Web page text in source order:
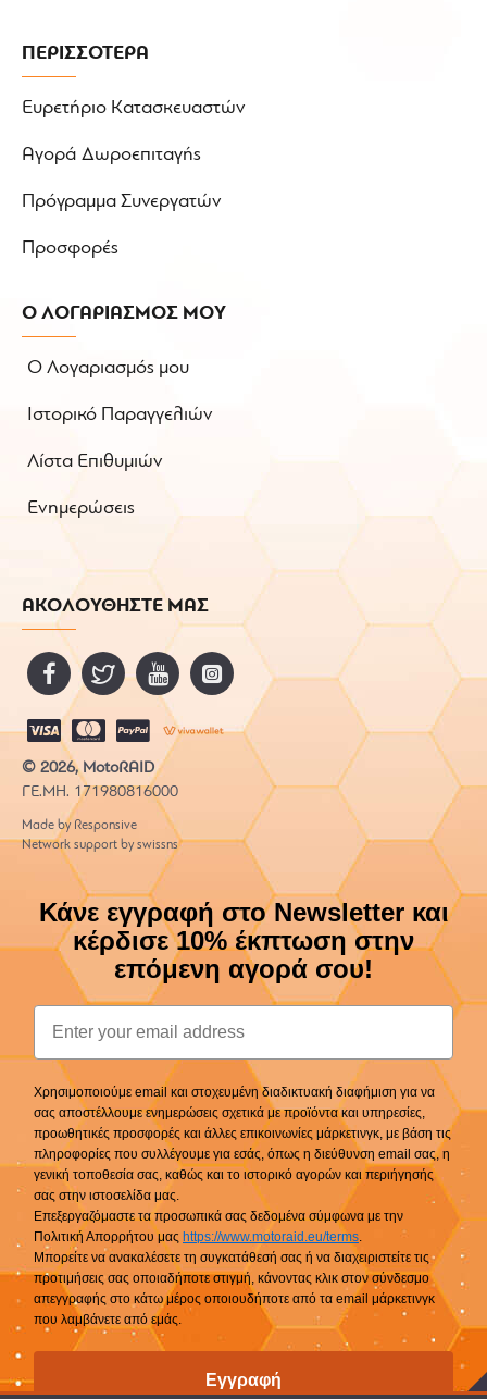
ΠΕΡΙΣΣΟΤΕΡΑ
Ευρετήριο Κατασκευαστών
Αγορά Δωροεπιταγής
Πρόγραμμα Συνεργατών
Προσφορές
Ο ΛΟΓΑΡΙΑΣΜΟΣ ΜΟΥ
Ο Λογαριασμός μου
Ιστορικό Παραγγελιών
Λίστα Επιθυμιών
Ενημερώσεις
ΑΚΟΛΟΥΘΗΣΤΕ ΜΑΣ
© 2026, MotoRAID
ΓΕ.ΜΗ. 171980816000
Made by Responsive
Network support by swissns
Κάνε εγγραφή στο Newsletter και
κέρδισε 10% έκπτωση στην
επόμενη αγορά σου!
Email
Χρησιμοποιούμε email και στοχευμένη διαδικτυακή διαφήμιση για να
σας αποστέλλουμε ενημερώσεις σχετικά με προϊόντα και υπηρεσίες,
προωθητικές προσφορές και άλλες επικοινωνίες μάρκετινγκ, με βάση τις
πληροφορίες που συλλέγουμε για εσάς, όπως η διεύθυνση email σας, η
γενική τοποθεσία σας, καθώς και το ιστορικό αγορών και περιήγησής
σας στην ιστοσελίδα μας.
Επεξεργαζόμαστε τα προσωπικά σας δεδομένα σύμφωνα με την
Πολιτική Απορρήτου μας https://www.motoraid.eu/terms.
Μπορείτε να ανακαλέσετε τη συγκατάθεσή σας ή να διαχειριστείτε τις
προτιμήσεις σας οποιαδήποτε στιγμή, κάνοντας κλικ στον σύνδεσμο
απεγγραφής στο κάτω μέρος οποιουδήποτε από τα email μάρκετινγκ
που λαμβάνετε από εμάς.
Εγγραφή